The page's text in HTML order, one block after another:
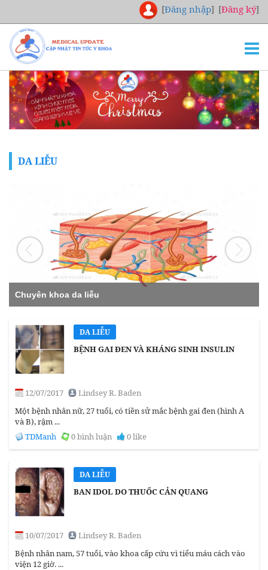
[Đăng nhập] [Đăng ký]
TRANG CHỦ
THƯ VIỆN
NGHIÊN CỨU
DA LIỄU
Chuyên khoa da liễu
DA LIỄU
BỆNH GAI ĐEN VÀ KHÁNG SINH INSULIN
12/07/2017
Lindsey R. Baden
Một bệnh nhân nữ, 27 tuổi, có tiền sử mắc bệnh gai đen (hình A
và B), rậm ...
TDManh
0 bình luận 0 like
DA LIỄU
BAN IDOL DO THUỐC CẢN QUANG
10/07/2017
Lindsey R. Baden
Bệnh nhân nam, 57 tuổi, vào khoa cấp cứu vì tiểu máu cách vào
viện 12 giờ. ...